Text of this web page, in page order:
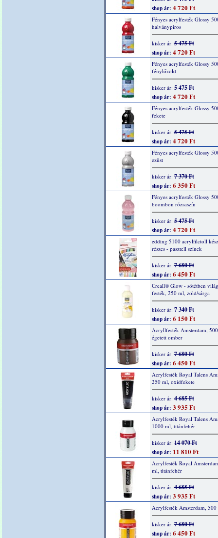
shop ár: 4 720 Ft
Fényes acrylfesték Glossy
halványpiros
kisker ár:5 475 Ft
shop ár: 4 720 Ft
Fényes acrylfesték Glossy
fénylőzöld
kisker ár:5 475 Ft
shop ár: 4 720 Ft
Fényes acrylfesték Glossy
fekete
kisker ár:5 475 Ft
shop ár: 4 720 Ft
Fényes acrylfesték Glossy
ezüst
kisker ár:7 370 Ft
shop ár: 6 350 Ft
Fényes acrylfesték Glossy
boombon rózsaszín
kisker ár:5 475 Ft
shop ár: 4 720 Ft
edding 5100 acrylfilctoll
részes - pasztell színek
kisker ár:7 680 Ft
shop ár: 6 450 Ft
Creall® Glow - sötétben
festék, 250 ml, zöld/sárga
kisker ár:7 340 Ft
shop ár: 6 150 Ft
Acryllfesték Amsterdam,
égetett omber
kisker ár:7 680 Ft
shop ár: 6 450 Ft
Acrylfesték Royal Talens
250 ml, oxidfekete
kisker ár:4 685 Ft
shop ár: 3 935 Ft
Acrylfesték Royal Talens
1000 ml, titánfehér
kisker ár:14 070 Ft
shop ár: 11 810 Ft
Acrylfesték Royal
ml, titánfehér
kisker ár:4 685 Ft
shop ár: 3 935 Ft
Acrylfesték Amsterdam, 500
kisker ár:7 680 Ft
shop ár: 6 450 Ft